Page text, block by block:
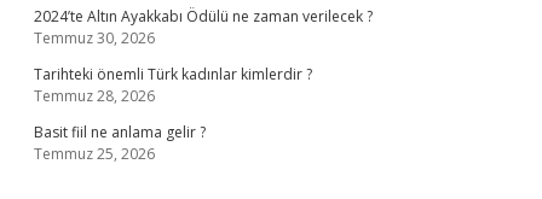
2024’te Altın Ayakkabı Ödülü ne zaman verilecek ?
Temmuz 30, 2026
Tarihteki önemli Türk kadınlar kimlerdir ?
Temmuz 28, 2026
Basit fiil ne anlama gelir ?
Temmuz 25, 2026